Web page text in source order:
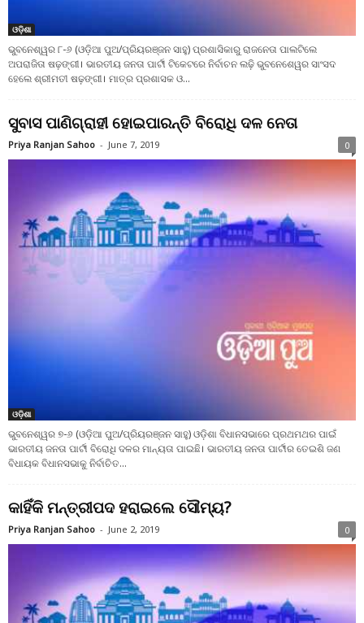
ଓଡ଼ିଶା
ଭୁବନେଶ୍ୱର ୮-୬ (ଓଡ଼ିଆ ପୁଅ/ପ୍ରିୟରଞ୍ଜନ ସାହୁ) ପ୍ରଶାସିକାରୁ ରାଜନେତା ପାଲଟିଲେ
ଅପରାଜିତା ଷଢ଼ଙ୍ଗୀ। ଭାରତୀୟ ଜନତା ପାର୍ଟୀ ଟିକେଟରେ ନିର୍ବାଚନ ଲଢ଼ି ଭୁବନେଶେୱର ସାଂସଦ
ହେଲେ ଶ୍ରୀମତୀ ଷଢ଼ଙ୍ଗୀ। ମାତ୍ର ପ୍ରଶାସକ ଓ...
ସୁବାସ ପାଣିଗ୍ରାହୀ ହୋଇପାରନ୍ତି ବିରୋଧି ଦଳ ନେତା
Priya Ranjan Sahoo - June 7, 2019 0
ଓଡ଼ିଶା
ଭୁବନେଶ୍ୱର ୭-୬ (ଓଡ଼ିଆ ପୁଅ/ପ୍ରିୟରଞ୍ଜନ ସାହୁ) ଓଡ଼ିଶା ବିଧାନସଭାରେ ପ୍ରଥମଥର ପାଇଁ
ଭାରତୀୟ ଜନତା ପାର୍ଟୀ ବିରୋଧି ଦଳର ମାନ୍ୟତା ପାଇଛି। ଭାରତୀୟ ଜନତା ପାର୍ଟୀର ତେଇଶି ଜଣ
ବିଧାୟକ ବିଧାନସଭାକୁ ନିର୍ବାଚିତ...
କାହିଁକି ମନ୍ତ୍ରୀପଦ ହରାଇଲେ ସୌମ୍ୟ?
Priya Ranjan Sahoo - June 2, 2019 0